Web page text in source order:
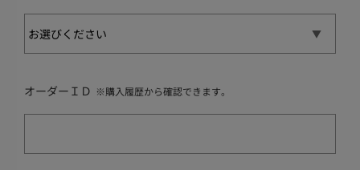
オーダーＩＤ ※購入履歴から確認できます。